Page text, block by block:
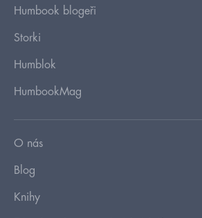
Humbook blogeři
Storki
Humblok
HumbookMag
O nás
Blog
Knihy